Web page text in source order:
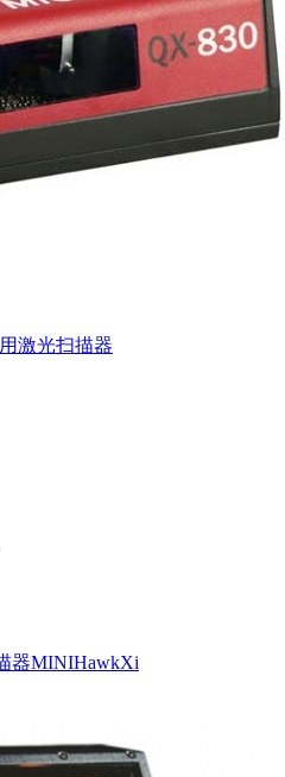
激光扫描器
器MINIHawkXi